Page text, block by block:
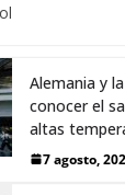
Alemania y
conocer el
altas
7 agosto,